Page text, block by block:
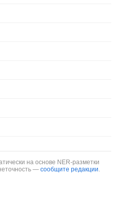
на основе NER-разметки
— сообщите редакции